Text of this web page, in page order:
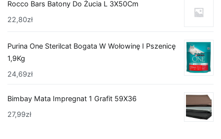
Rocco Bars Batony Do Żucia L 3X50Cm
22,80zł
Purina One Sterilcat Bogata W Wołowinę I Pszenicę
1,9Kg
24,69zł
Bimbay Mata Impregnat 1 Grafit 59X36
27,99zł